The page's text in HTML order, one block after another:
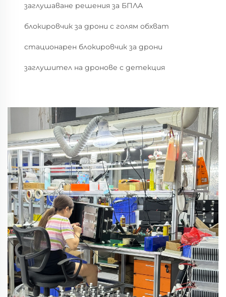
заглушаване решения за БПЛА
блокировчик за дрони с голям обхват
стационарен блокировчик за дрони
заглушител на дронове с детекция